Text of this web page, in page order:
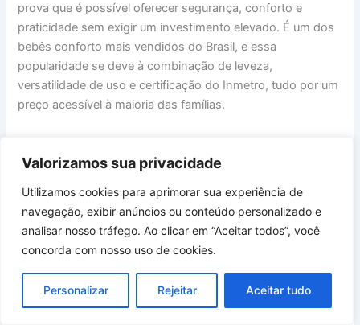
Valorizamos sua privacidade
Utilizamos cookies para aprimorar sua experiência de
navegação, exibir anúncios ou conteúdo personalizado e
analisar nosso tráfego. Ao clicar em “Aceitar todos”, você
concorda com nosso uso de cookies.
Personalizar Rejeitar Aceitar tudo
prova que é possível oferecer segurança, conforto e
praticidade sem exigir um investimento elevado. É um dos
bebês conforto mais vendidos do Brasil, e essa
popularidade se deve à combinação de leveza,
versatilidade de uso e certificação do Inmetro, tudo por um
preço acessível à maioria das famílias.
enxoval com orçamento limitado, mas não querem abrir
especialmente indicado para quem já possui ou pretende
adquirir um carrinho de bebê da Cosco, pois o Wizz é
compatível com vários modelos da marca, formando um
travel system econômico e funcional. Também é ideal para
quem valoriza um equipamento leve, já que seus 2,5 quilos
facilitam muito o transporte.